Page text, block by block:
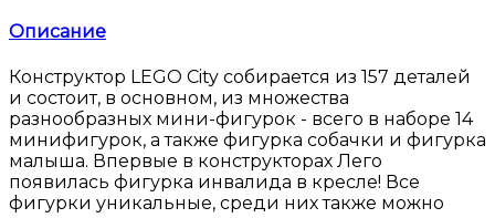
Описание
Конструктор LEGO City собирается из 157 деталей
и состоит, в основном, из множества
разнообразных мини-фигурок - всего в наборе 14
минифигурок, а также фигурка собачки и фигурка
малыша. Впервые в конструкторах Лего
появилась фигурка инвалида в кресле! Все
фигурки уникальные, среди них также можно